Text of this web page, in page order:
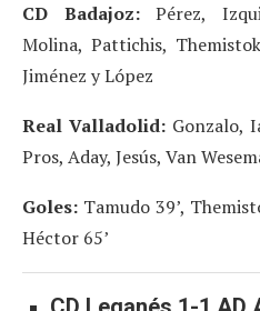
CD Badajoz:Pérez,
Molina, Pattichis,
Jiménez y López
Real Valladolid: Gonzalo,
Pros, Aday, Jesús, Van
Goles: Tamudo 39’,
Héctor 65’